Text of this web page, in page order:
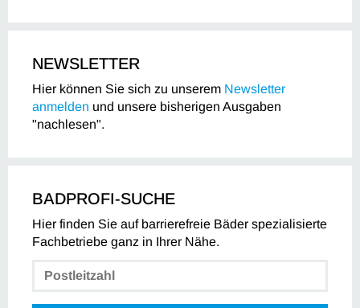
NEWSLETTER
Hier können Sie sich zu unserem Newsletter
anmelden und unsere bisherigen Ausgaben
"nachlesen".
BADPROFI-SUCHE
Hier finden Sie auf barrierefreie Bäder spezialisierte
Fachbetriebe ganz in Ihrer Nähe.